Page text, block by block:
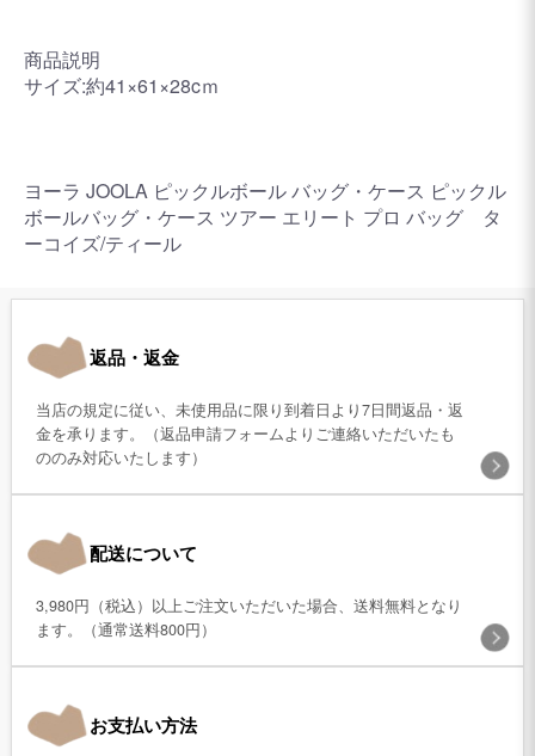
商品説明
サイズ:約41×61×28cｍ
ヨーラ JOOLA ピックルボール バッグ・ケース ピックル
ボールバッグ・ケース ツアー エリート プロ バッグ タ
ーコイズ/ティール
返品・返金
当店の規定に従い、未使用品に限り到着日より7日間返品・返
金を承ります。（返品申請フォームよりご連絡いただいたも
ののみ対応いたします）
配送について
3,980円（税込）以上ご注文いただいた場合、送料無料となり
ます。（通常送料800円）
お支払い方法